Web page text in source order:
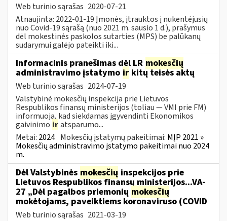
Web turinio sąrašas 2020-07-21
Atnaujinta: 2022-01-19 Įmonės, įtrauktos į nukentėjusių
nuo Covid-19 sąrašą (nuo 2021 m. sausio 1 d.), prašymus
dėl mokestinės paskolos sutarties (MPS) be palūkanų
sudarymui galėjo pateikti iki...
Informacinis pranešimas dėl LR mokesčių
administravimo įstatymo ir kitų teisės aktų
Web turinio sąrašas 2024-07-19
Valstybinė mokesčių inspekcija prie Lietuvos
Respublikos finansų ministerijos (toliau — VMI prie FM)
informuoja, kad siekdamas įgyvendinti Ekonomikos
gaivinimo iratsparumo...
Metai: 2024 Mokesčių įstatymų pakeitimai: MĮP 2021 »
Mokesčių administravimo įstatymo pakeitimai nuo 2024
m.
Dėl Valstybinės mokesčių inspekcijos prie
Lietuvos Respublikos finansų ministerijos...VA-
27 „Dėl pagalbos priemonių mokesčių
mokėtojams, paveiktiems koronaviruso (COVID
Web turinio sąrašas 2021-03-19